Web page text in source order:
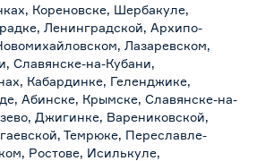
Кореновске, Шербакуле,
Ленинградской, Архипо-
Лазаревском,
Славянске-на-Кубани,
Кабардинке, Геленджике,
Абинске, Крымске, Славянске-на-
Джигинке, Варениковской,
Темрюке, Переславле-
Ростове, Исилькуле,